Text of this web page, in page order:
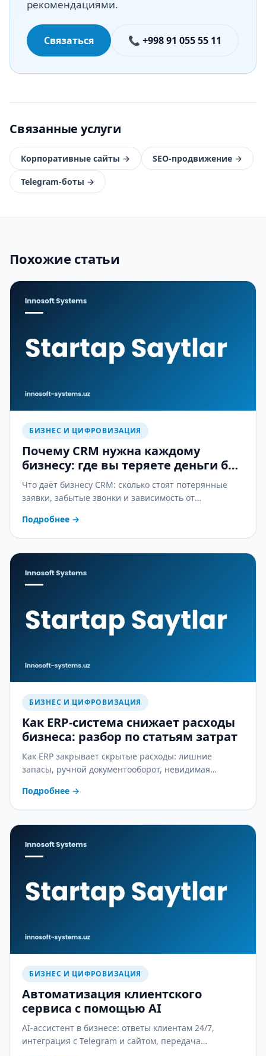
рекомендациями.
Связаться 📞 +998 91 055 55 11
Связанные услуги
Корпоративные сайты → SEO-продвижение →
Telegram-боты →
Похожие статьи
БИЗНЕС И ЦИФРОВИЗАЦИЯ
Почему CRM нужна каждому
бизнесу: где вы теряете деньги без
неё
Что даёт бизнесу CRM: сколько стоят потерянные
заявки, забытые звонки и зависимость от
Подробнее →
БИЗНЕС И ЦИФРОВИЗАЦИЯ
Как ERP-система снижает расходы
бизнеса: разбор по статьям затрат
Как ERP закрывает скрытые расходы: лишние
запасы, ручной документооборот, невидимая
разбор.
Подробнее →
БИЗНЕС И ЦИФРОВИЗАЦИЯ
Автоматизация клиентского
сервиса с помощью AI
AI-ассистент в бизнесе: ответы клиентам 24/7,
интеграция с Telegram и сайтом, передача